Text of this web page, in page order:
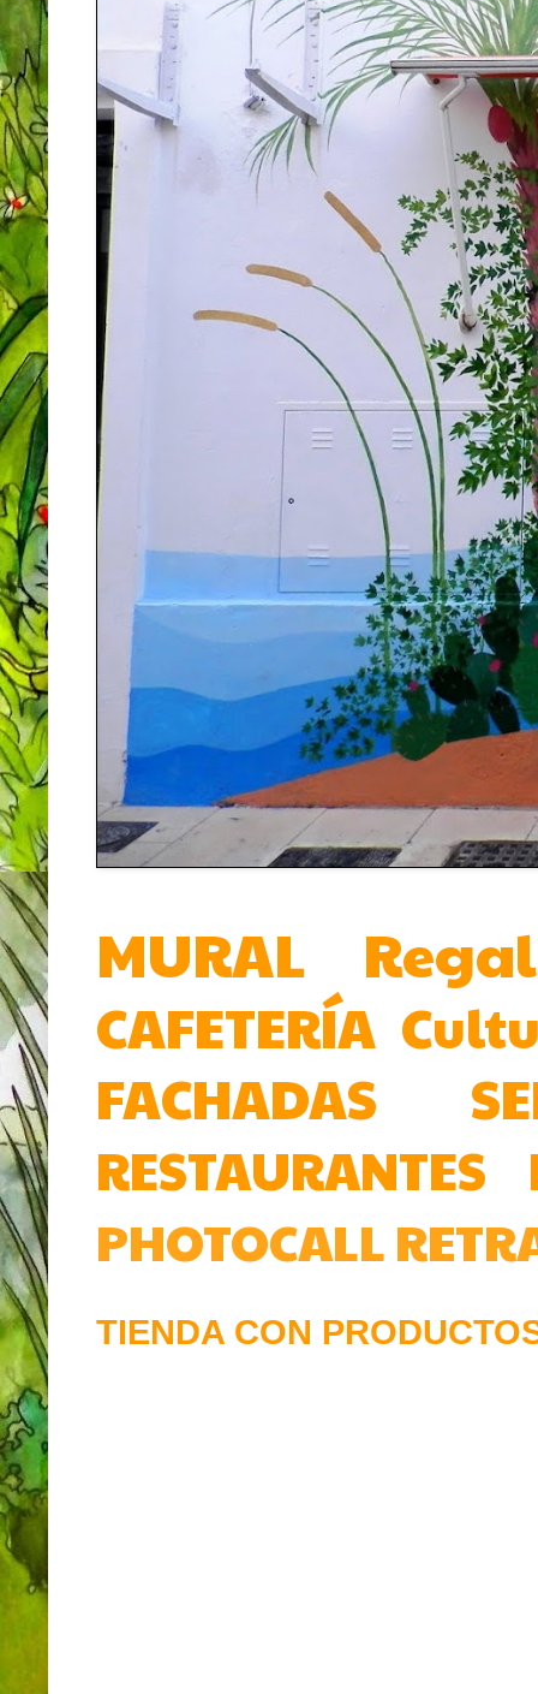
MURAL
CAFETERÍA
FACHADAS
RESTAURANTES
PHOTOCALL
TIENDA CON